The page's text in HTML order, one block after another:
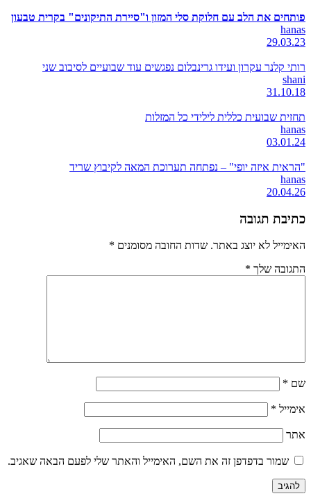
פותחים את הלב עם חלוקת סלי המזון ו"סיירת התיקונים" בקרית טבעון
hanas
29.03.23
רותי קלנר עקרון ועידו גרינבלום נפגשים עוד שבועיים לסיבוב שני
shani
31.10.18
תחזית שבועית כללית לילידי כל המזלות
hanas
03.01.24
"הראית איזה יופי" – נפתחה תערוכת המאה לקיבוץ שריד
hanas
20.04.26
כתיבת תגובה
האימייל לא יוצג באתר. שדות החובה מסומנים *
התגובה שלך *
שם *
אימייל *
אתר
שמור בדפדפן זה את השם, האימייל והאתר שלי לפעם הבאה שאגיב.